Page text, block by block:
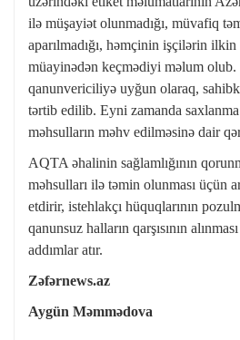
ilə müşayiət olunmadığı, müvafiq
aparılmadığı, həmçinin işçilərin
müayinədən keçmədiyi məlum olub.
qanunvericiliyə uyğun olaraq,
tərtib edilib. Eyni zamanda
məhsulların məhv edilməsinə dair
AQTA əhalinin sağlamlığının
məhsulları ilə təmin olunması üçün
etdirir, istehlakçı hüquqlarının
qanunsuz halların qarşısının
addımlar atır.
Zəfərnews.az
Aygün Məmmədova